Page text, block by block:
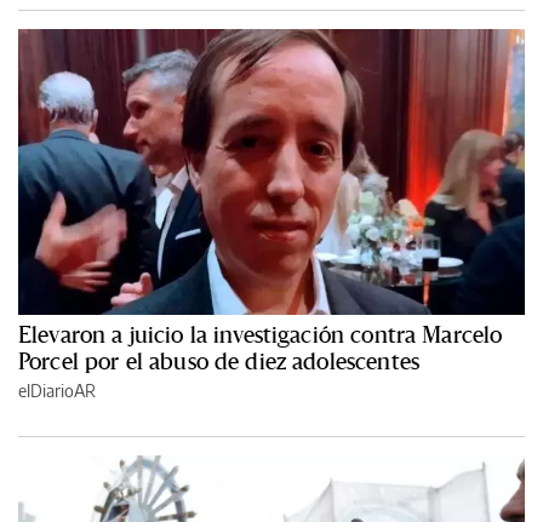
Elevaron a juicio la investigación contra Marcelo
Porcel por el abuso de diez adolescentes
elDiarioAR